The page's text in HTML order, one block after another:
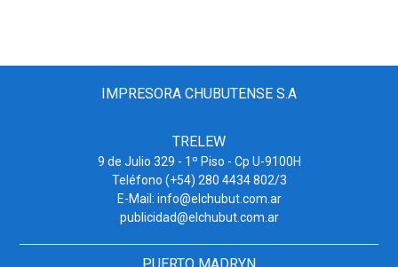
IMPRESORA CHUBUTENSE S.A
TRELEW
9 de Julio 329 - 1º Piso - Cp U-9100H
Teléfono (+54) 280 4434 802/3
E-Mail: info@elchubut.com.ar
publicidad@elchubut.com.ar